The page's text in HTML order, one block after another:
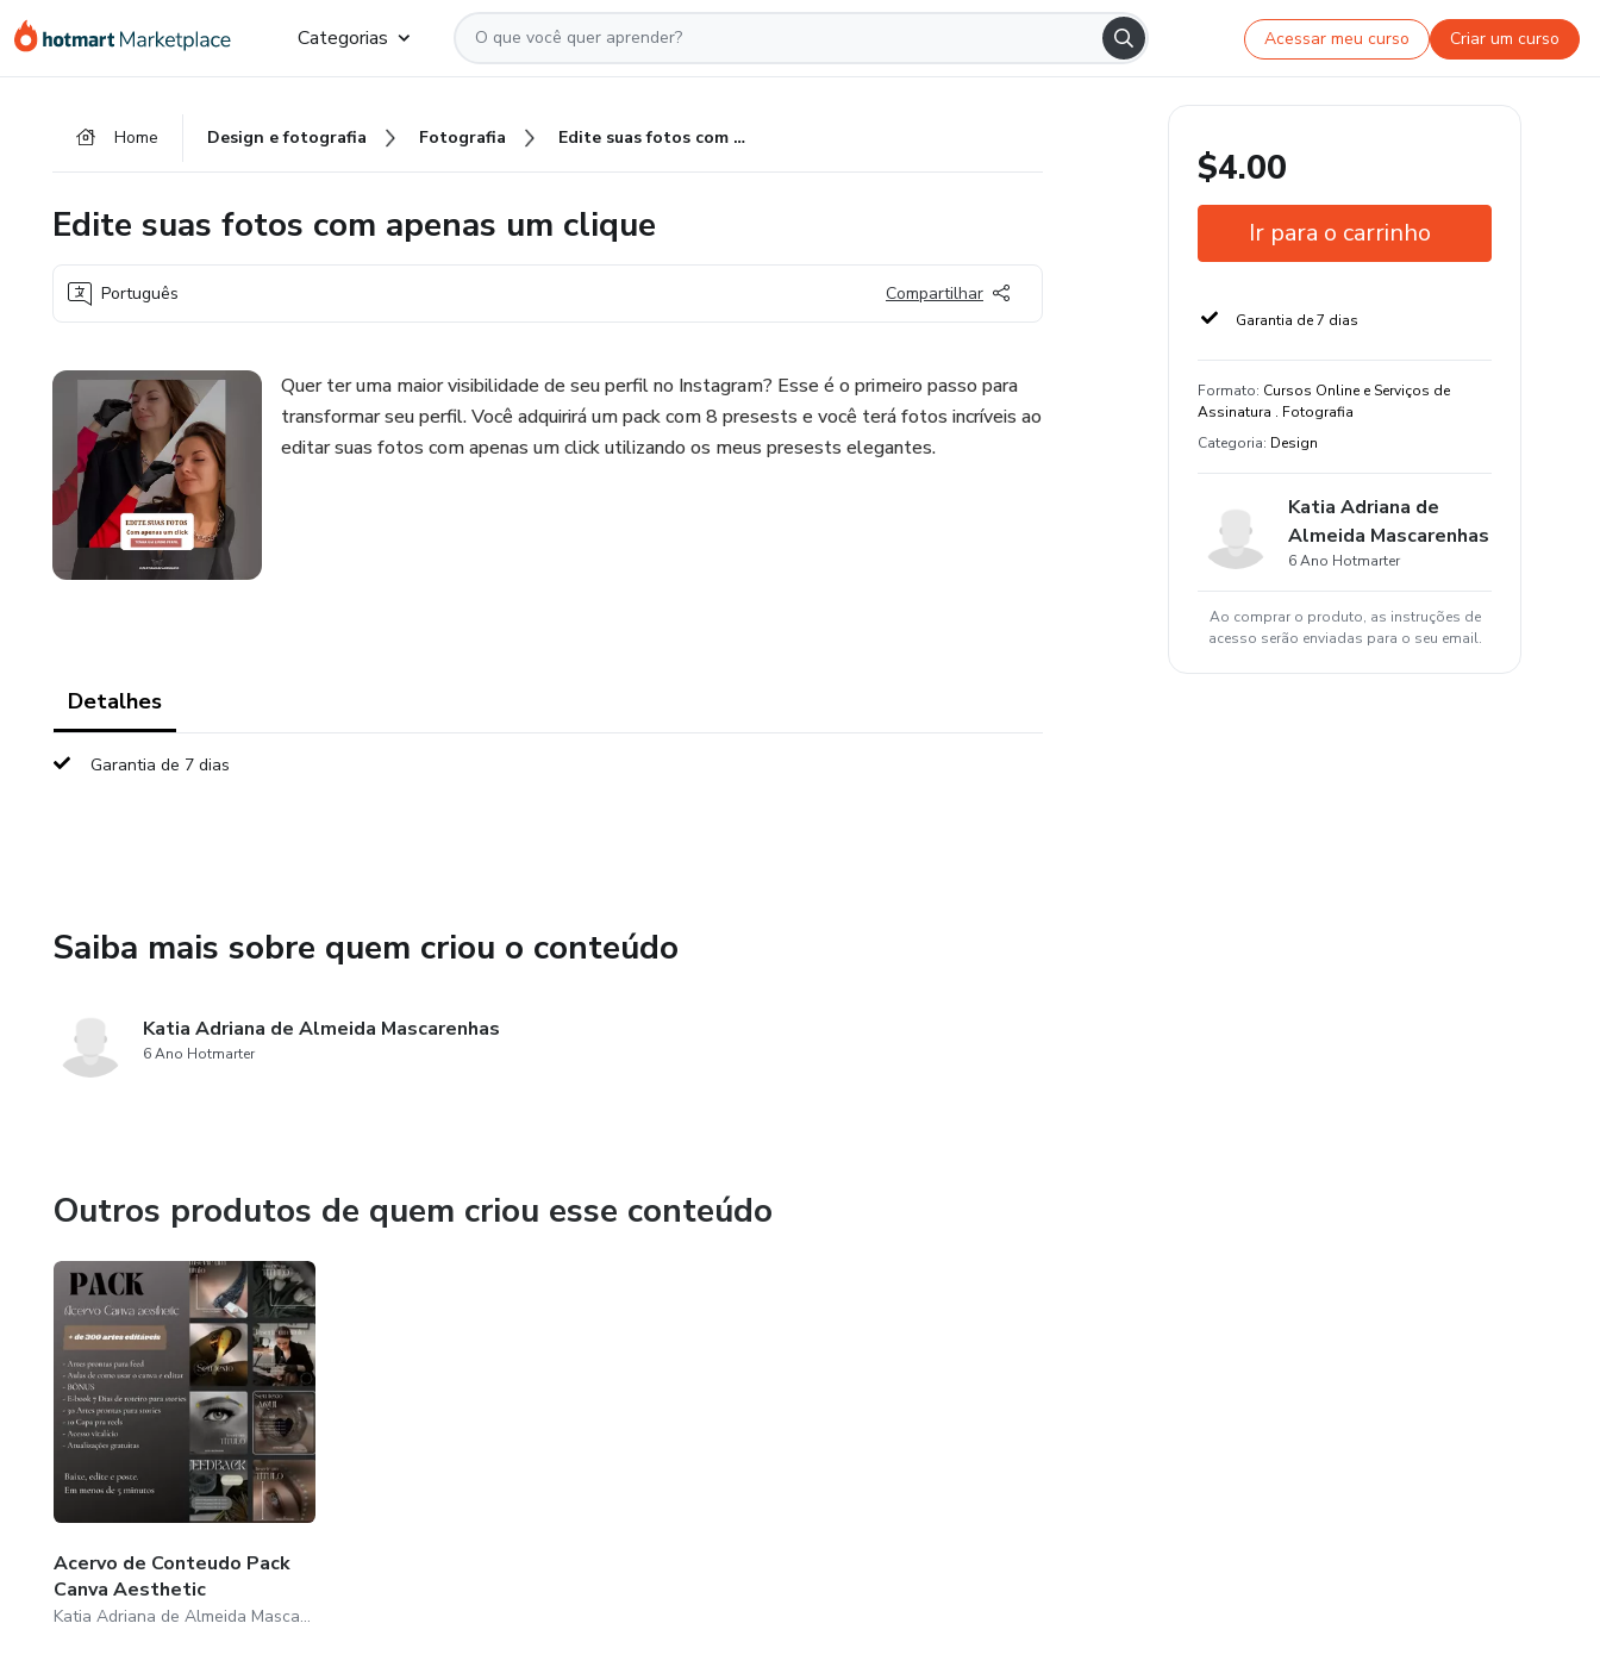
para
para
para
Categorias Acessar meu curso Criar um curso
Home Design e fotografia Fotografia Edite suas fotos com apenas um clique
Edite suas fotos com apenas um clique
Português Compartilhar
Quer ter uma maior visibilidade de seu perfil no Instagram? Esse é o primeiro passo para
transformar seu perfil. Você adquirirá um pack com 8 presests e você terá fotos incríveis ao
editar suas fotos com apenas um click utilizando os meus presests elegantes.
Detalhes
Garantia de 7 dias
Saiba mais sobre quem criou o conteúdo
Katia Adriana de Almeida Mascarenhas
6 Ano Hotmarter
Outros produtos de quem criou esse conteúdo
Acervo de Conteudo Pack
Canva Aesthetic
Katia Adriana de Almeida Mascarenhas
$4.00
Ir para o carrinho
Garantia de 7 dias
Formato: Cursos Online e Serviços de
Assinatura . Fotografia
Categoria: Design
Katia Adriana de
Almeida Mascarenhas
6 Ano Hotmarter
Ao comprar o produto, as instruções de
acesso serão enviadas para o seu email.